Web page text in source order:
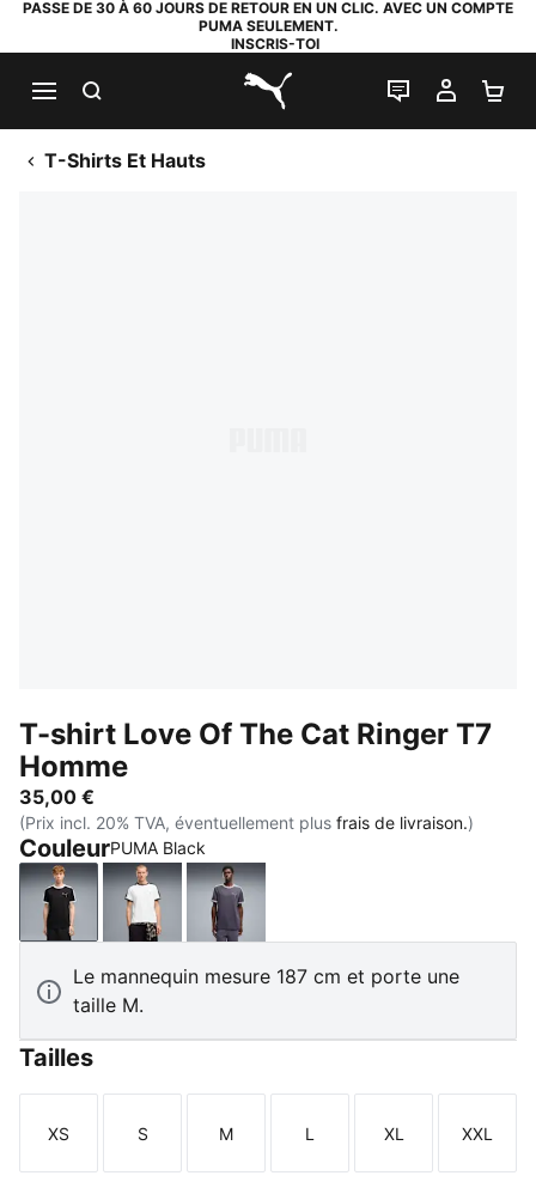
PASSE DE 30 À 60 JOURS DE RETOUR EN UN CLIC. AVEC UN COMPTE
PUMA SEULEMENT.
INSCRIS-TOI
PUMA.com
LIVE CHAT
MON
T-Shirts Et Hauts
T-shirt Love Of The Cat Ringer T7
Homme
35,00 €
(Prix incl. 20% TVA, éventuellement plus frais de livraison.)
CouleurPUMA Black
PUMA BlackPUMA WhiteInky Depths-Créme De Mint
Le mannequin mesure 187 cm et porte une
taille M.
Tailles
Taille
XS
Taille
S
Taille
M
Taille
L
Taille
XL
Taille
XXL